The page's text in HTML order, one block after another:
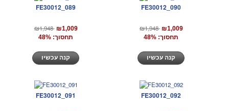
FE30012_089
₪1,948 ₪1,009
תחסוך: 48%
FE30012_090
₪1,948 ₪1,009
תחסוך: 48%
FE30012_091 FE30012_092